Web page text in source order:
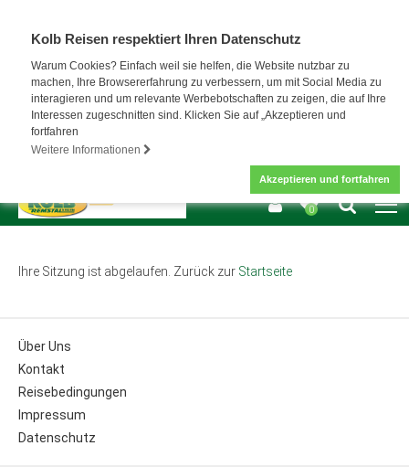
Kolb Reisen respektiert Ihren Datenschutz
Warum Cookies? Einfach weil sie helfen, die Website nutzbar zu
machen, Ihre Browsererfahrung zu verbessern, um mit Social Media zu
interagieren und um relevante Werbebotschaften zu zeigen, die auf Ihre
Interessen zugeschnitten sind. Klicken Sie auf „Akzeptieren und
fortfahren
Weitere Informationen
Akzeptieren und fortfahren
0
Ihre Sitzung ist abgelaufen. Zurück zur Startseite
Über Uns
Kontakt
Reisebedingungen
Impressum
Datenschutz